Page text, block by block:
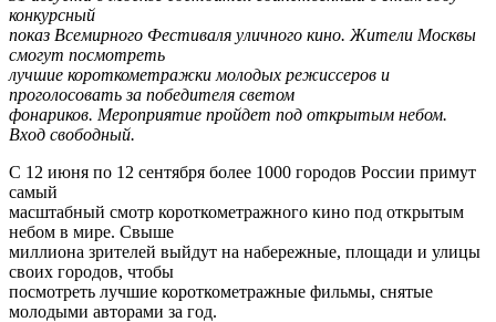
конкурсный
показ Всемирного Фестиваля уличного кино. Жители Москвы
смогут посмотреть
лучшие короткометражки молодых режиссеров и
проголосовать за победителя светом
фонариков. Мероприятие пройдет под открытым небом.
Вход свободный.
С 12 июня по 12 сентября более 1000 городов России примут
самый
масштабный смотр короткометражного кино под открытым
небом в мире. Свыше
миллиона зрителей выйдут на набережные, площади и улицы
своих городов, чтобы
посмотреть лучшие короткометражные фильмы, снятые
молодыми авторами за год.